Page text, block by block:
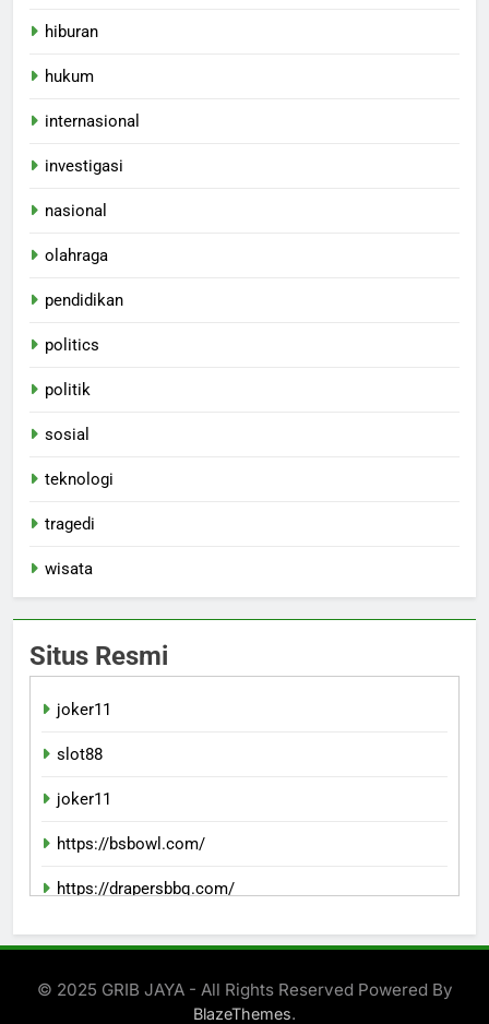
hiburan
hukum
internasional
investigasi
nasional
olahraga
pendidikan
politics
politik
sosial
teknologi
tragedi
wisata
Situs Resmi
joker11
slot88
joker11
https://bsbowl.com/
https://drapersbbq.com/
slotvipgg
https://downriggersfc.com/
© 2025 GRIB JAYA - All Rights Reserved Powered By
BlazeThemes.